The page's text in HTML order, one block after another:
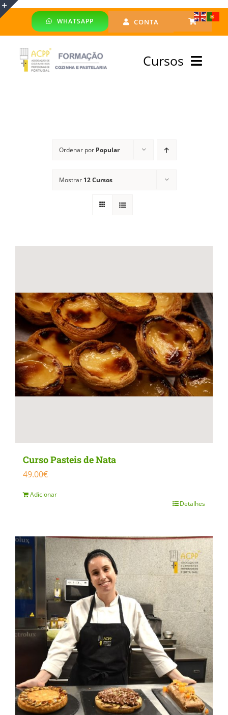
Skip
WHATSAPP CONTA
Cursos
Financiado
Ordenar por Popular
Mostrar 12 Cursos
Curso Pasteis de Nata
49.00€
Adicionar
Detalhes